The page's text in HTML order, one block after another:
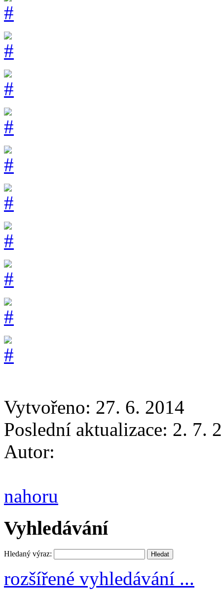
Vytvořeno: 27. 6. 2014
Poslední aktualizace: 2. 7.
Autor:
nahoru
Vyhledávání
Hledaný výraz:
rozšířené vyhledávání ...